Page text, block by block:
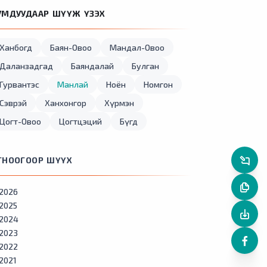
ШҮҮЖ ҮЗЭХ
Ханбогд Баян-Овоо
Мандал-Овоо
Даланзадгад
Баяндалай
Булган
Гурвантэс
Манлай Ноён
Номгон
Сэврэй
Ханхонгор
Хүрмэн
Цогт-Овоо
Цогтцэций Бүгд
ШҮҮХ